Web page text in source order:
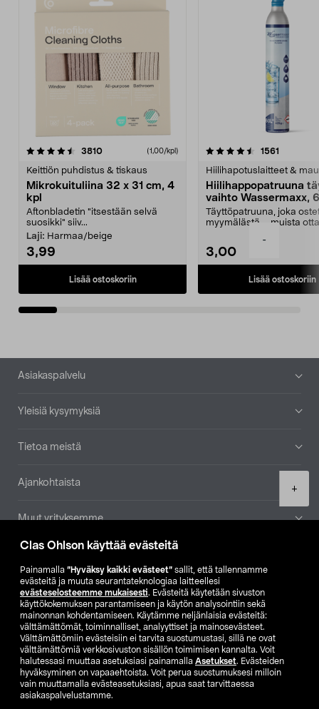
Clas Ohlson käyttää evästeitä
Painamalla ”Hyväksy kaikki evästeet” sallit, että tallennamme
evästeitä ja muuta seurantateknologiaa laitteellesi
evästeselosteemme mukaisesti. Evästeitä käytetään sivuston
käyttökokemuksen parantamiseen ja käytön analysointiin sekä
mainonnan kohdentamiseen. Käytämme neljänlaisia evästeitä:
välttämättömät, toiminnalliset, analyyttiset ja mainosevästeet.
Välttämättömiin evästeisiin ei tarvita suostumustasi, sillä ne ovat
välttämättömiä verkkosivuston sisällön toimimisen kannalta. Voit
halutessasi muuttaa asetuksiasi painamalla Asetukset. Evästeiden
hyväksyminen on vapaaehtoista. Voit perua suostumuksesi milloin
vain muuttamalla evästeasetuksiasi, apua saat tarvittaessa
asiakaspalvelustamme.
-
+
3810arvostelut (1,00/kpl)
Keittiön puhdistus & tiskaus
Mikrokuituliina 32 x 31 cm, 4
kpl
Aftonbladetin "itsestään selvä
suosikki" siiv...
Laji: Harmaa/beige
3,99
Lisää ostoskoriin
4.5viidestä
1561
Hiilihapotuslaitteet &
Hiilihappopatruuna
vaihto Wassermaxx,
Täyttöpatruuna, joka
myymälästä – muista
3,00
Lisää ostoskoriin
4.5viidestä
Alatunniste
Asiakaspalvelu
Yleisiä kysymyksiä
Tietoa meistä
Ajankohtaista
Muut yrityksemme
Etsi myymälä
SE NO FI
FI SV